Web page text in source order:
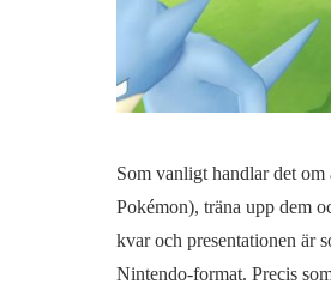
Som vanligt handlar det
Pokémon), träna upp dem
kvar och presentationen är
Nintendo-format. Precis